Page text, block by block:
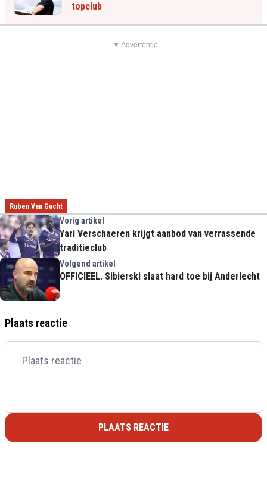
topclub
▼ Advertentie
Ruben Van Gucht
Vorig artikel
Yari Verschaeren krijgt aanbod van verrassende
traditieclub
Volgend artikel
OFFICIEEL. Sibierski slaat hard toe bij Anderlecht
Plaats reactie
PLAATS REACTIE